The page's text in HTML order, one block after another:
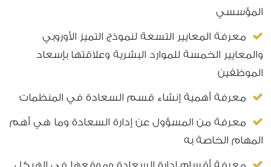
المؤسسي
معرفة المعايير التسعة لنموذج التميز الأوروبي
والمعايير الخمسة للموارد البشرية وعلاقتها بإسعاد
الموظفين
معرفة أهمية إنشاء قسم السعادة في المنظمات
معرفة من المسؤول عن إدارة السعادة وما هي أهم
المهام الخاصة به